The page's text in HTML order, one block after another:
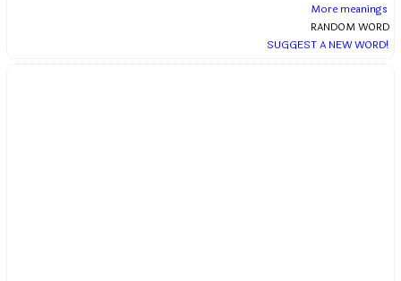
More meanings
RANDOM WORD
SUGGEST A NEW WORD!